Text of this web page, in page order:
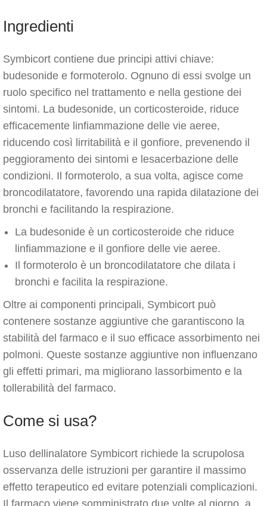
Ingredienti
Symbicort contiene due principi attivi chiave:
budesonide e formoterolo. Ognuno di essi svolge un
ruolo specifico nel trattamento e nella gestione dei
sintomi. La budesonide, un corticosteroide, riduce
efficacemente linfiammazione delle vie aeree,
riducendo così lirritabilità e il gonfiore, prevenendo il
peggioramento dei sintomi e lesacerbazione delle
condizioni. Il formoterolo, a sua volta, agisce come
broncodilatatore, favorendo una rapida dilatazione dei
bronchi e facilitando la respirazione.
La budesonide è un corticosteroide che riduce
linfiammazione e il gonfiore delle vie aeree.
Il formoterolo è un broncodilatatore che dilata i
bronchi e facilita la respirazione.
Oltre ai componenti principali, Symbicort può
contenere sostanze aggiuntive che garantiscono la
stabilità del farmaco e il suo efficace assorbimento nei
polmoni. Queste sostanze aggiuntive non influenzano
gli effetti primari, ma migliorano lassorbimento e la
tollerabilità del farmaco.
Come si usa?
Luso dellinalatore Symbicort richiede la scrupolosa
osservanza delle istruzioni per garantire il massimo
effetto terapeutico ed evitare potenziali complicazioni.
Il farmaco viene somministrato due volte al giorno, a